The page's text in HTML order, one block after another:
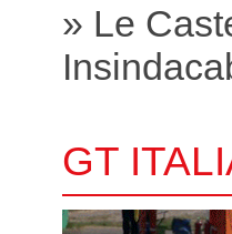
» Le
GT